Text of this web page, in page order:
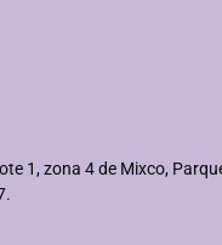
1, zona 4 de Mixco,